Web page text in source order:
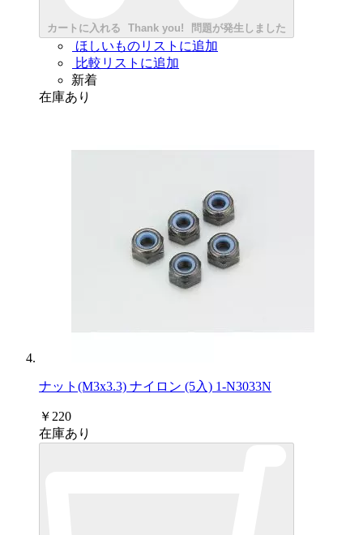
カートに入れる Thank you! 問題が発生しました
ほしいものリストに追加
比較リストに追加
新着
在庫あり
ナット(M3x3.3) ナイロン (5入) 1-N3033N
￥220
在庫あり